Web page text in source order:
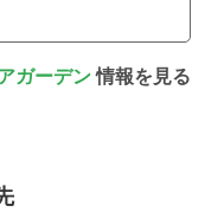
ガーデン情報を見る